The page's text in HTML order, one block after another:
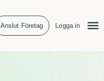
Anslut Företag Logga in